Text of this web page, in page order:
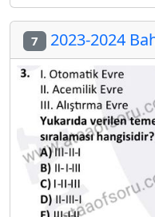
7 2023-2024